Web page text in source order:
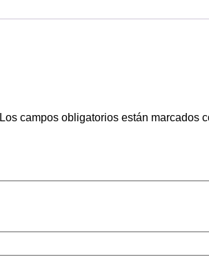
Los campos obligatorios están marcados